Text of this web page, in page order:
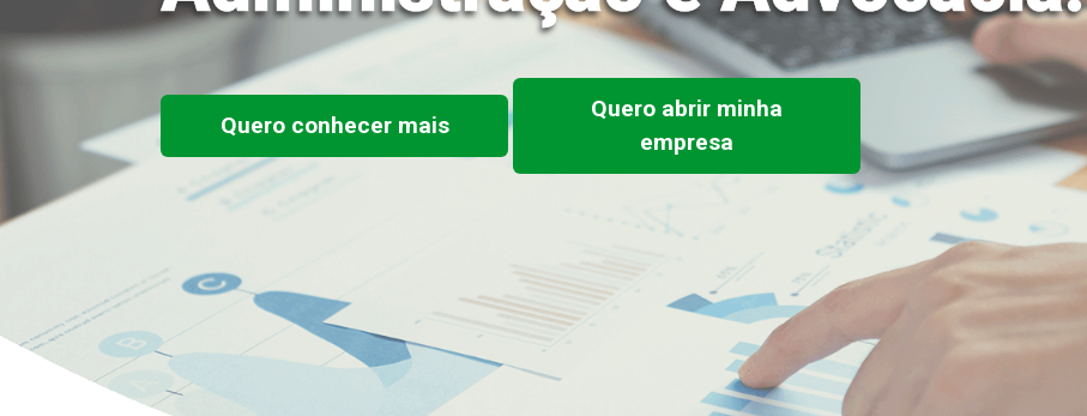
Quero conhecer mais
Quero abrir minha
empresa